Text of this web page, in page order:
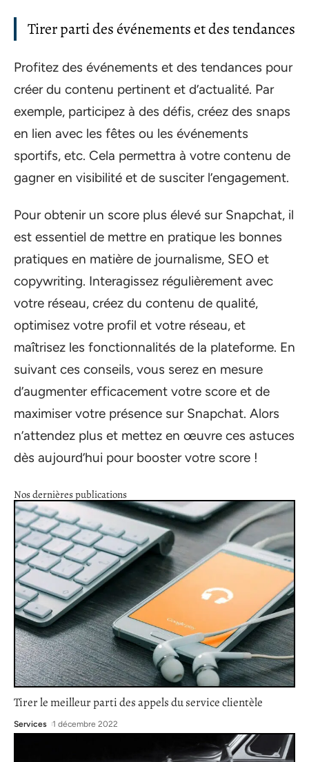
Tirer parti des événements et des tendances
Profitez des événements et des tendances pour
créer du contenu pertinent et d’actualité. Par
exemple, participez à des défis, créez des snaps
en lien avec les fêtes ou les événements
sportifs, etc. Cela permettra à votre contenu de
gagner en visibilité et de susciter l’engagement.
Pour obtenir un score plus élevé sur Snapchat, il
est essentiel de mettre en pratique les bonnes
pratiques en matière de journalisme, SEO et
copywriting. Interagissez régulièrement avec
votre réseau, créez du contenu de qualité,
optimisez votre profil et votre réseau, et
maîtrisez les fonctionnalités de la plateforme. En
suivant ces conseils, vous serez en mesure
d’augmenter efficacement votre score et de
maximiser votre présence sur Snapchat. Alors
n’attendez plus et mettez en œuvre ces astuces
dès aujourd’hui pour booster votre score !
Nos dernières publications
Tirer le meilleur parti des appels du service clientèle
Services 1 décembre 2022